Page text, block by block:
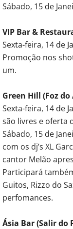
Sábado, 15 de
VIP Bar &
Sexta-feira, 14 de
Promoção nos
um.
Green Hill (Foz
Sexta-feira, 14 de
são livres e oferta
Sábado, 15 de
com os dj’s XL
cantor Melão
Participará
Guitos, Rizzo do
perfomances.
Ásia Bar (Salir do